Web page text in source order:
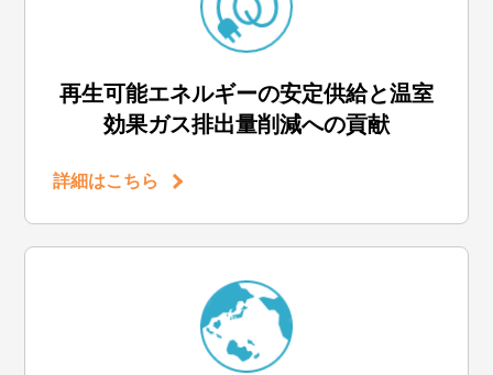
再生可能エネルギーの安定供給と温室
効果ガス排出量削減への貢献
詳細はこちら